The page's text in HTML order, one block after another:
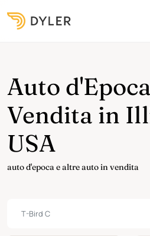
Auto
Vendita in
USA
auto d'epoca e altre auto in vendita